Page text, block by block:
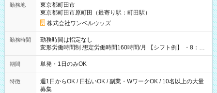
勤務地
東京都町田市
東京都町田市原町田（最寄り駅：町田駅）
株式会社ワンベルウッズ
勤務時間
勤務時間は指定なし
変形労働時間制 想定労働時間160時間/月 【シフト例】 ・8：00
～21：00
期間 単発・1日のみOK
特徴
週1日からOK / 日払いOK / 副業・WワークOK / 10名以上の大量
募集